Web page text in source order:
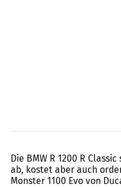
Die BMW R 1200 R
ab, kostet aber auch
Monster 1100 Evo von